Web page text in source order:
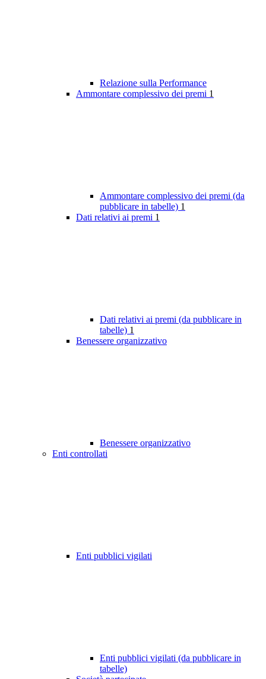
Relazione sulla Performance
Ammontare complessivo dei premi 1
Ammontare complessivo dei premi (da
pubblicare in tabelle) 1
Dati relativi ai premi 1
Dati relativi ai premi (da pubblicare in
tabelle) 1
Benessere organizzativo
Benessere organizzativo
Enti controllati
Enti pubblici vigilati
Enti pubblici vigilati (da pubblicare in
tabelle)